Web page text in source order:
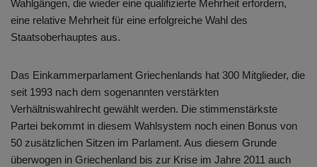
Wahlgängen, die wieder eine qualifizierte Mehrheit erfordern,
eine relative Mehrheit für eine erfolgreiche Wahl des
Staatsoberhauptes aus.
Das Einkammerparlament Griechenlands hat 300 Mitglieder, die
seit 1993 nach dem sogenannten verstärkten
Verhältniswahlrecht gewählt werden. Die stimmenstärkste
Partei bekommt in diesem Wahlsystem noch einen Bonus von
50 zusätzlichen Sitzen im Parlament. Aus diesem Grunde
überwogen in Griechenland bis zur Krise im Jahre 2011 auch